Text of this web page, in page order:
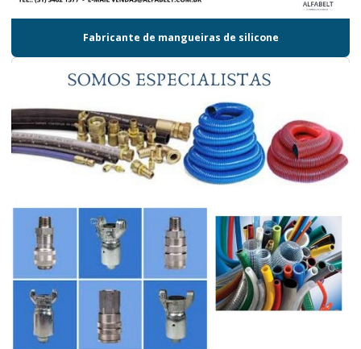
Fabricante de mangueiras de silicone